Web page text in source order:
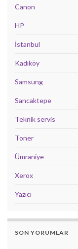
Canon
HP
İstanbul
Kadıköy
Samsung
Sancaktepe
Teknik servis
Toner
Ümraniye
Xerox
Yazıcı
SON YORUMLAR